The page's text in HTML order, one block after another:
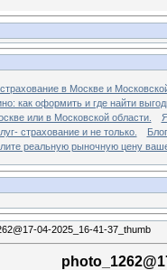
в Москве и
как оформить и где найти
или в Московской области.
страхование и не только.
Блог
реальную рыночную цену
04-2025_16-41-37_thumb